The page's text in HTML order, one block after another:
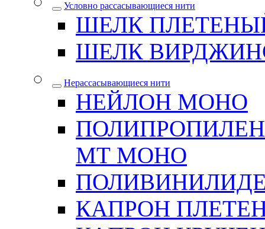
Условно рассасывающиеся нити
ШЕЛК
ШЕЛК
Нерассасывающиеся нити
НЕЙЛОН МОНО
МТ МОНО
КАПРОН